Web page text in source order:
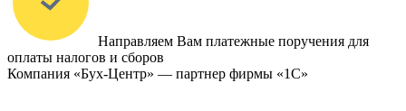
Направляем Вам платежные поручения для
оплаты налогов и сборов
Компания «Бух-Центр» — партнер фирмы «1С»